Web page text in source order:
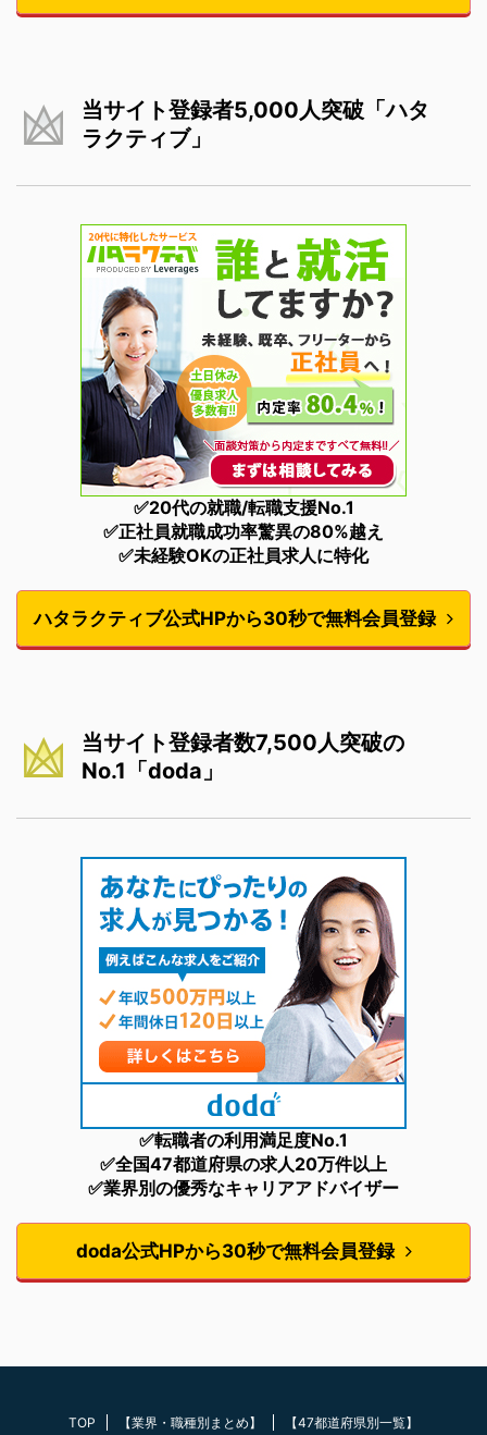
当サイト登録者5,000人突破「ハタ
ラクティブ」
✅20代の就職/転職支援No.1
✅正社員就職成功率驚異の80%越え
✅未経験OKの正社員求人に特化
ハタラクティブ公式HPから30秒で無料会員登録
当サイト登録者数7,500人突破の
No.1「doda」
✅転職者の利用満足度No.1
✅全国47都道府県の求人20万件以上
✅業界別の優秀なキャリアアドバイザー
doda公式HPから30秒で無料会員登録
TOP 【業界・職種別まとめ】 【47都道府県別一覧】